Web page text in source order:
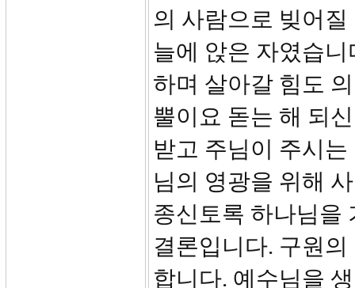
의 사람으로 빚어
늘에 앉은 자였습
하며 살아갈 힘도
뿔이요 돋는 해 되
받고 주님이 주시
님의 영광을 위해
종신토록 하나님을
결론입니다. 구원
합니다. 예수님을